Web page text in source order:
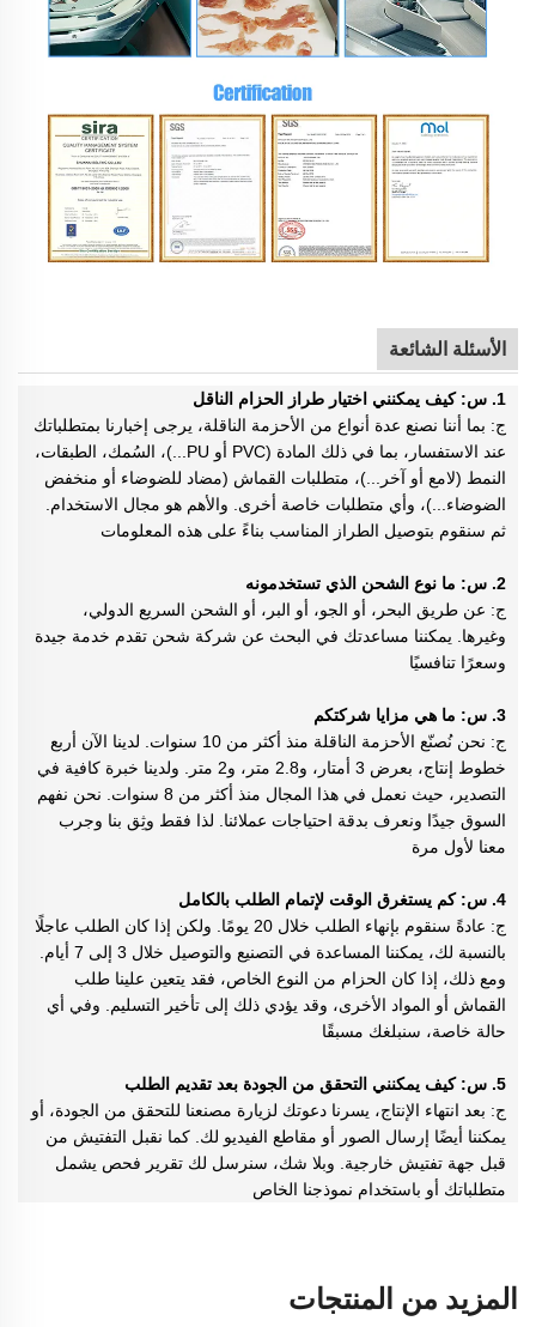
الأسئلة الشائعة
1. س: كيف يمكنني اختيار طراز الحزام الناقل
ج: بما أننا نصنع عدة أنواع من الأحزمة الناقلة، يرجى إخبارنا بمتطلباتك
عند الاستفسار، بما في ذلك المادة (PVC أو PU...)، السُمك، الطبقات،
النمط (لامع أو آخر...)، متطلبات القماش (مضاد للضوضاء أو منخفض
الضوضاء...)، وأي متطلبات خاصة أخرى. والأهم هو مجال الاستخدام.
ثم سنقوم بتوصيل الطراز المناسب بناءً على هذه المعلومات
2. س: ما نوع الشحن الذي تستخدمونه
ج: عن طريق البحر، أو الجو، أو البر، أو الشحن السريع الدولي،
وغيرها. يمكننا مساعدتك في البحث عن شركة شحن تقدم خدمة جيدة
وسعرًا تنافسيًا
3. س: ما هي مزايا شركتكم
ج: نحن نُصنّع الأحزمة الناقلة منذ أكثر من 10 سنوات. لدينا الآن أربع
خطوط إنتاج، بعرض 3 أمتار، و2.8 متر، و2 متر. ولدينا خبرة كافية في
التصدير، حيث نعمل في هذا المجال منذ أكثر من 8 سنوات. نحن نفهم
السوق جيدًا ونعرف بدقة احتياجات عملائنا. لذا فقط وثِق بنا وجرب
معنا لأول مرة
4. س: كم يستغرق الوقت لإتمام الطلب بالكامل
ج: عادةً سنقوم بإنهاء الطلب خلال 20 يومًا. ولكن إذا كان الطلب عاجلًا
بالنسبة لك، يمكننا المساعدة في التصنيع والتوصيل خلال 3 إلى 7 أيام.
ومع ذلك، إذا كان الحزام من النوع الخاص، فقد يتعين علينا طلب
القماش أو المواد الأخرى، وقد يؤدي ذلك إلى تأخير التسليم. وفي أي
حالة خاصة، سنبلغك مسبقًا
5. س: كيف يمكنني التحقق من الجودة بعد تقديم الطلب
ج: بعد انتهاء الإنتاج، يسرنا دعوتك لزيارة مصنعنا للتحقق من الجودة، أو
يمكننا أيضًا إرسال الصور أو مقاطع الفيديو لك. كما نقبل التفتيش من
قبل جهة تفتيش خارجية. وبلا شك، سنرسل لك تقرير فحص يشمل
متطلباتك أو باستخدام نموذجنا الخاص
المزيد من المنتجات